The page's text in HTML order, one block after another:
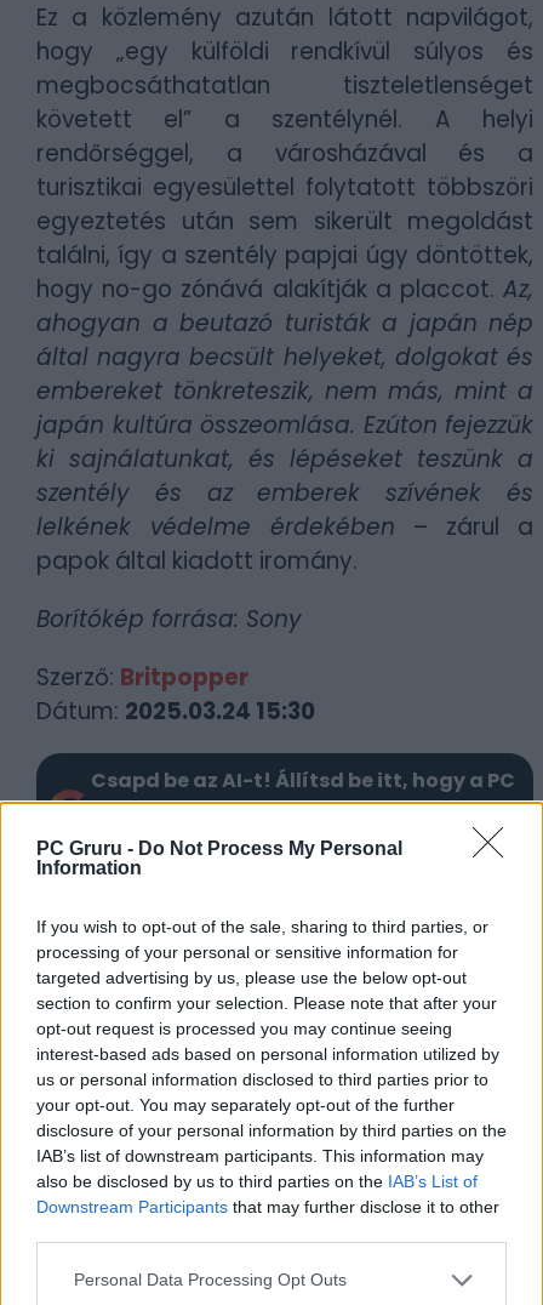
PC Gruru - Do Not Process My Personal
Information
If you wish to opt-out of the sale, sharing to third parties, or
processing of your personal or sensitive information for
targeted advertising by us, please use the below opt-out
section to confirm your selection. Please note that after your
opt-out request is processed you may continue seeing
interest-based ads based on personal information utilized by
us or personal information disclosed to third parties prior to
your opt-out. You may separately opt-out of the further
disclosure of your personal information by third parties on the
IAB’s list of downstream participants. This information may
also be disclosed by us to third parties on the IAB’s List of
Downstream Participants that may further disclose it to other
Personal Data Processing Opt Outs
Ez a közlemény azután látott napvilágot,
hogy „egy külföldi rendkívül súlyos és
megbocsáthatatlan tiszteletlenséget
követett el” a szentélynél. A helyi
rendőrséggel, a városházával és a
turisztikai egyesülettel folytatott többszöri
egyeztetés után sem sikerült megoldást
találni, így a szentély papjai úgy döntöttek,
hogy no-go zónává alakítják a placcot. Az,
ahogyan a beutazó turisták a japán nép
által nagyra becsült helyeket, dolgokat és
embereket tönkreteszik, nem más, mint a
japán kultúra összeomlása. Ezúton fejezzük
ki sajnálatunkat, és lépéseket teszünk a
szentély és az emberek szívének és
lelkének védelme érdekében – zárul a
papok által kiadott iromány.
Borítókép forrása: Sony
Szerző: Britpopper
Dátum: 2025.03.24 15:30
Csapd be az AI-t! Állítsd be itt, hogy a PC
Guru tartalmairól véletlenül se maradj le
a Google-ben.
KAPCSOLÓDÓ HÍREK
Ghost of Yotei címmel és női főhőssel
érkezik a Ghost of Tsushima folytatása!
További spinoffokat és mellékágakat fog
kapni a Ghost of Tsushima
LEGFRISSEBB VIDEÓNK